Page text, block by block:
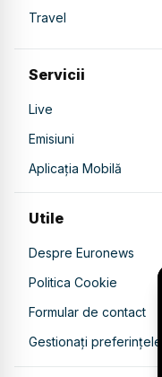
Travel
Servicii
Live
Emisiuni
Aplicația Mobilă
Utile
Despre Euronews
Politica Cookie
Formular de contact
Gestionați preferințele